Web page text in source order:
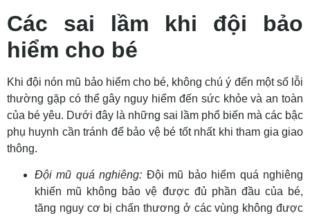
Các sai lầm khi đội bảo
hiểm cho bé
Khi đội nón mũ bảo hiểm cho bé, không chú ý đến một số lỗi
thường gặp có thể gây nguy hiểm đến sức khỏe và an toàn
của bé yêu. Dưới đây là những sai lầm phổ biến mà các bậc
phụ huynh cần tránh để bảo vệ bé tốt nhất khi tham gia giao
thông.
Đội mũ quá nghiêng: Đội mũ bảo hiểm quá nghiêng
khiến mũ không bảo vệ được đủ phần đầu của bé,
tăng nguy cơ bị chấn thương ở các vùng không được